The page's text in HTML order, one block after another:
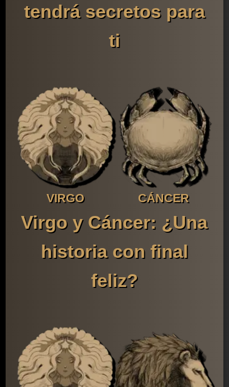
tendrá secretos para
ti
VIRGO CÁNCER
Virgo y Cáncer: ¿Una
historia con final
feliz?